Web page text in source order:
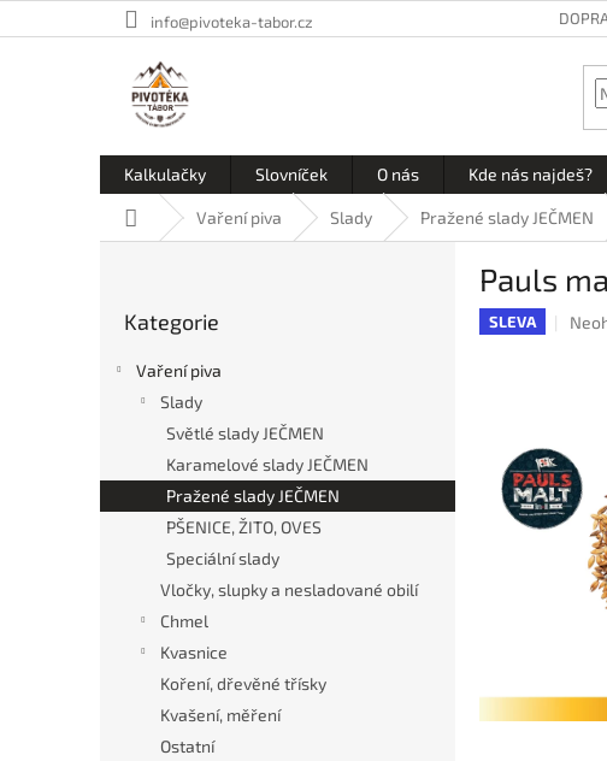
na
info@pivoteka-tabor.cz
Kalkulačky Slovníček O nás Kde nás najdeš?
Domů Vaření piva Slady Pražené slady JEČMEN
a
kategorie
Kategorie
Vaření piva
Slady
Světlé slady JEČMEN
Karamelové slady JEČMEN
Pražené slady JEČMEN
PŠENICE, ŽITO, OVES
Speciální slady
Vločky, slupky a nesladované obilí
Chmel
Kvasnice
Koření, dřevěné třísky
Kvašení, měření
Ostatní
Pauls
SLEVA
5